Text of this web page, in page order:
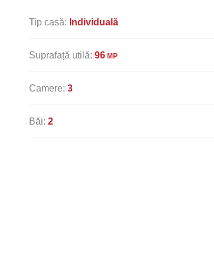
Tip casă: Individuală
Suprafață utilă: 96 MP
Camere: 3
Băi: 2